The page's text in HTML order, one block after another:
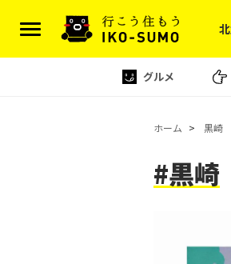
グルメ
ホーム 黒崎
#黒崎